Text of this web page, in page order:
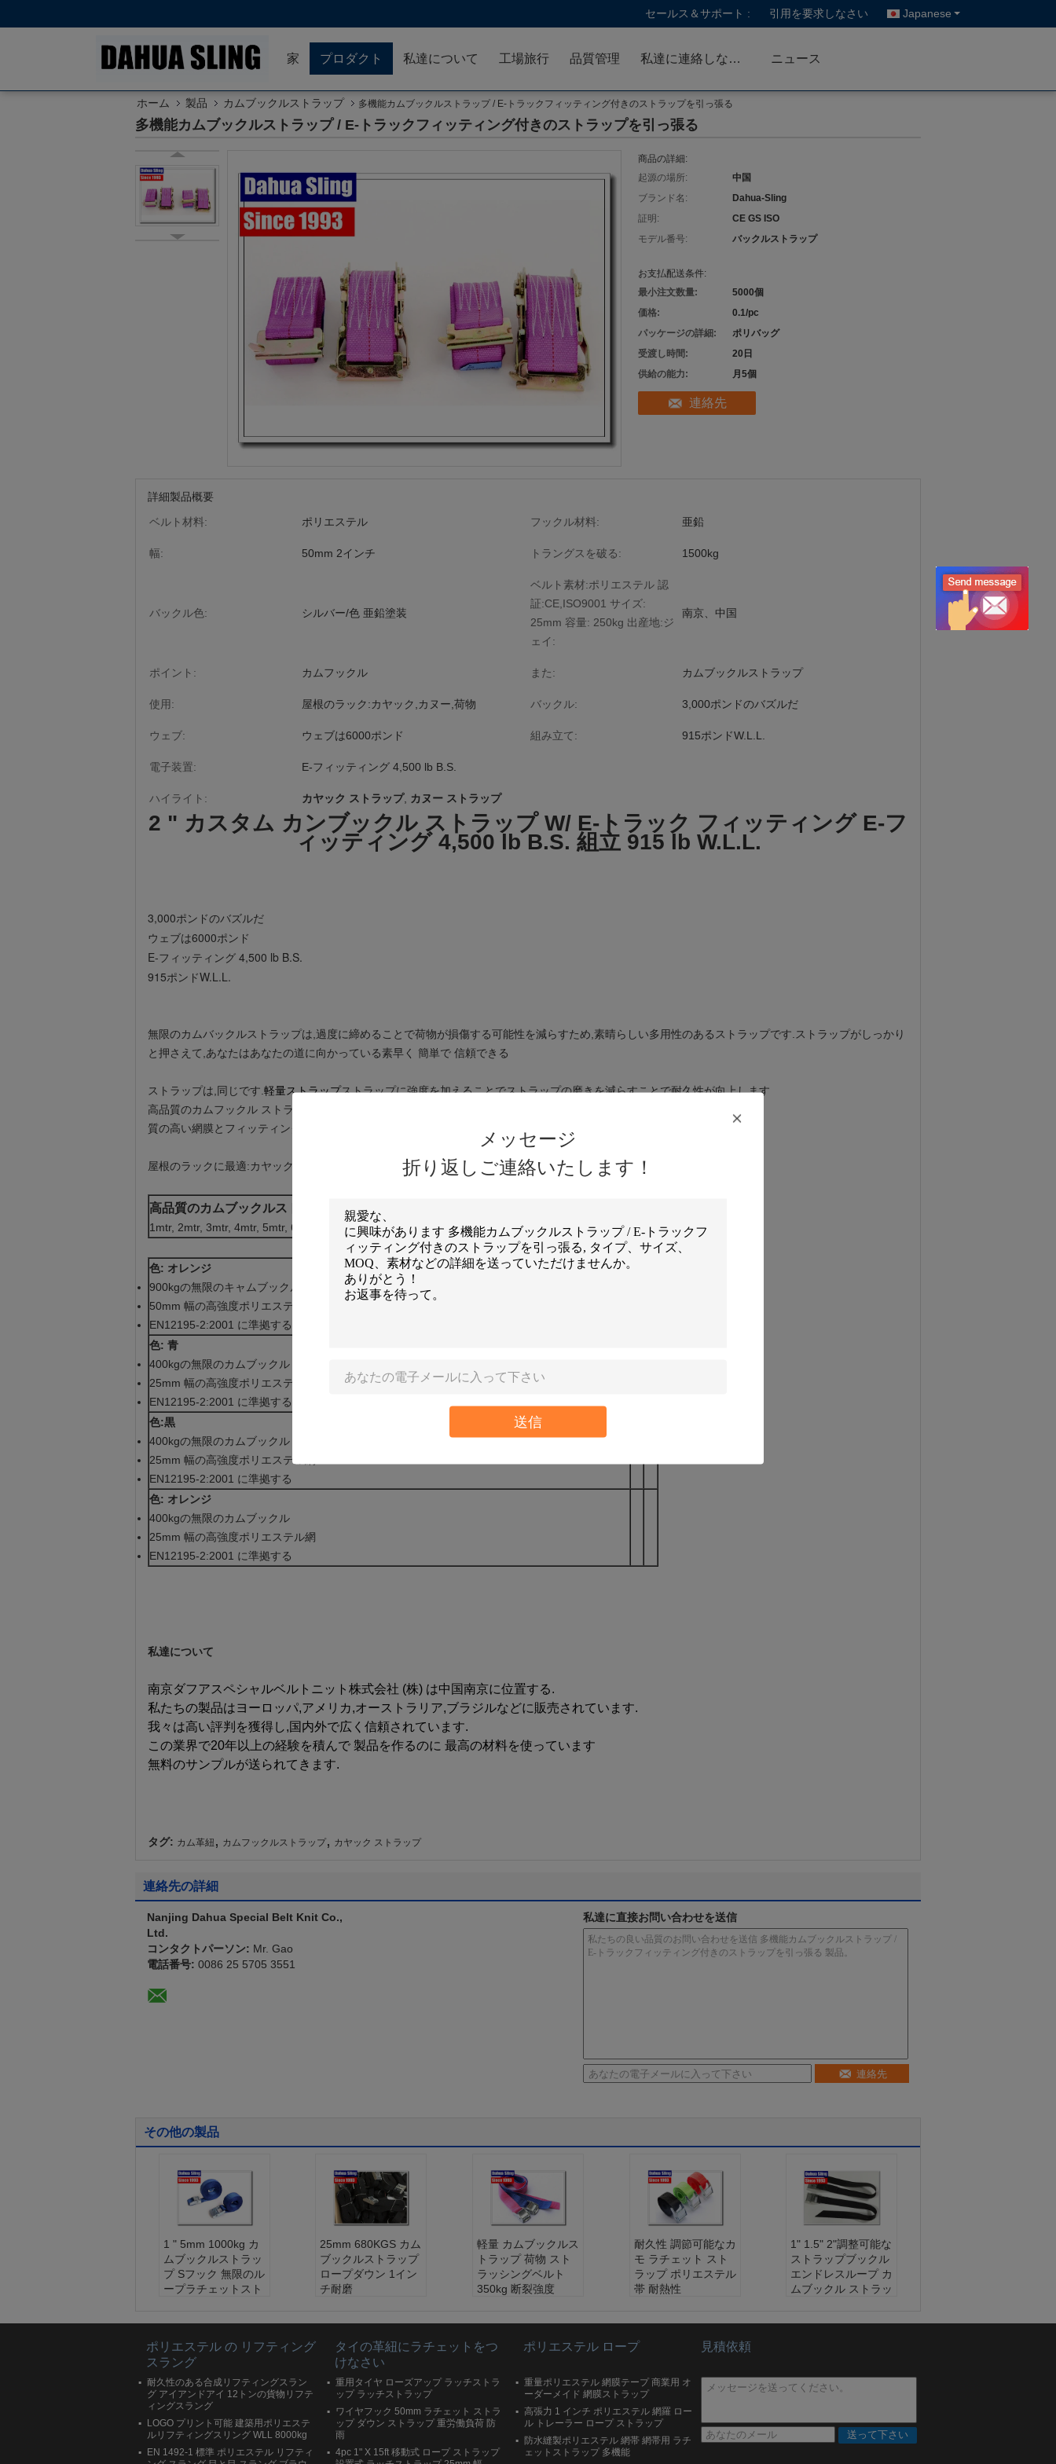
メッセージ
折り返しご連絡いたします！
送信
セールス＆サポート : 引用を要求しなさい Japanese
家 プロダクト 私達について 工場旅行 品質管理 私達に連絡しなさい ニュース
ホーム 製品 カムブックルストラップ 多機能カムブックルストラップ / E-トラックフィッティング付きのストラップを引っ張る
多機能カムブックルストラップ / E-トラックフィッティング付きのストラップを引っ張る
商品の詳細:
起源の場所:
中国
ブランド名:
Dahua-Sling
証明:
CE GS ISO
モデル番号:
バックルストラップ
お支払配送条件:
最小注文数量:
5000個
価格:
0.1/pc
パッケージの詳細:
ポリバッグ
受渡し時間:
20日
供給の能力:
月5個
連絡先
詳細製品概要
ベルト材料:
ポリエステル フックル材料: 亜鉛
幅: 50mm 2インチ トラングスを破る: 1500kg
バックル色: シルバー/色 亜鉛塗装
ベルト素材:ポリエステル 認
証:CE,ISO9001 サイズ:
25mm 容量: 250kg 出産地:ジ
ェイ:
南京、中国
ポイント: カムフックル また: カムブックルストラップ
使用: 屋根のラック:カヤック,カヌー,荷物 バックル: 3,000ポンドのバズルだ
ウェブ: ウェブは6000ポンド 組み立て: 915ポンドW.L.L.
電子装置: E-フィッティング 4,500 lb B.S.
ハイライト: カヤック ストラップ, カヌー ストラップ
2 " カスタム カンブックル ストラップ W/ E-トラック フィッティング E-フ
ィッティング 4,500 lb B.S. 組立 915 lb W.L.L.
3,000ポンドのバズルだ
ウェブは6000ポンド
E-フィッティング 4,500 lb B.S.
915ポンドW.L.L.
無限のカムバックルストラップは,過度に締めることで荷物が損傷する可能性を減らすため,素晴らしい多用性のあるストラップです.ストラップがしっかり
と押さえて,あなたはあなたの道に向かっている素早く 簡単で 信頼できる
ストラップは,同じです. 軽量ストラップストラップに強度を加えることでストラップの磨きを減らすことで耐久性が向上します
高品質のカムフックル ストラップはダフア・スリング製
質の高い網膜とフィッティングで作られています
屋根のラックに最適:カヤック,カヌー,荷物など
高品質のカムブックルストラップ
1mtr, 2mtr, 3mtr, 4mtr, 5mtr, 6mtr, 7mtr, 8mtr, 9mtr と 10mtr の長さ
色: オレンジ
900kgの無限のキャムブックル
50mm 幅の高強度ポリエステル網
EN12195-2:2001 に準拠する
色: 青
400kgの無限のカムブックル
25mm 幅の高強度ポリエステル網
EN12195-2:2001 に準拠する
色:黒
400kgの無限のカムブックル
25mm 幅の高強度ポリエステル網
EN12195-2:2001 に準拠する
色: オレンジ
400kgの無限のカムブックル
25mm 幅の高強度ポリエステル網
EN12195-2:2001 に準拠する
私達について
南京ダフアスペシャルベルトニット株式会社 (株) は中国南京に位置する.
私たちの製品はヨーロッパ,アメリカ,オーストラリア,ブラジルなどに販売されています.
我々は高い評判を獲得し,国内外で広く信頼されています.
この業界で20年以上の経験を積んで 製品を作るのに 最高の材料を使っています
無料のサンプルが送られてきます.
タグ: カム革紐 , カムフックルストラップ, カヤック ストラップ
連絡先の詳細
Nanjing Dahua Special Belt Knit Co.,
Ltd.
コンタクトパーソン: Mr. Gao
電話番号: 0086 25 5705 3551
私達に直接お問い合わせを送信
連絡先
その他の製品
1 " 5mm 1000kg カ
ムブックルストラッ
プ Sフック 無限のル
ープラチェットスト
フックル材料:亜鉛
幅:25mm 50mm
トラングスを破る:2
00kg 300kg 500kg 9
00kg 試食の量につ
いて
25mm 680KGS カム
ブックルストラップ
ロープダウン 1イン
チ耐磨
幅:25mm 50mm
トラングスを破る:
00kg 300kg 500kg 9
00kg 試食の量につ
いて
軽量 カムブックルス
トラップ 荷物 スト
ラッシングベルト
350kg 断裂強度
幅:25mm 50mm
00kg 300kg 500kg 9
00kg 試食の量につ
いて
耐久性 調節可能なカ
モ ラチェット スト
ラップ ポリエステル
帯 耐熱性
幅:
25mm 50mm
00kg 300kg 500kg 9
00kg 試食の量につ
いて
1" 1.5" 2"調整可能な
ストラップブックル
エンドレスループ カ
ムブックル ストラッ
トラングスを破る:2
00kg 300kg 500kg 9
いて
ポリエステル の リフティング
スラング
耐久性のある合成リフティングスラン
グ アイアンドアイ 12トンの貨物リフテ
ィングスラング
LOGO プリント可能 建築用ポリエステ
ルリフティングスリング WLL 8000kg
EN 1492-1 標準 ポリエステル リフティ
タイの革紐にラチェットをつ
けなさい
重用タイヤ ローズアップ ラッチストラ
ップ ラッチストラップ
ワイヤフック 50mm ラチェット ストラ
ップ ダウン ストラップ 重労働負荷 防
雨
4pc 1" X 15ft 移動式 ロープ ストラップ
ポリエステル ロープ
重量ポリエステル 網膜テープ 商業用 オ
ーダーメイド 網膜ストラップ
高張力 1 インチ ポリエステル 網羅 ロー
ル トレーラー ロープ ストラップ
防水縫製ポリエステル 網帯 網帯用 ラチ
ェットストラップ 多機能
見積依頼
送って下さい